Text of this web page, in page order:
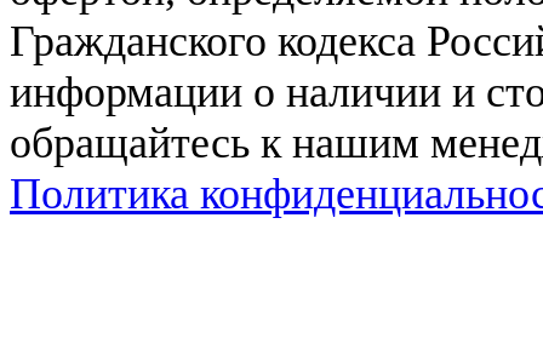
Гражданского кодекса
информации о наличии и
обращайтесь к нашим
Политика